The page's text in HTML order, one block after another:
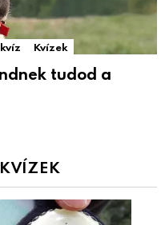
Kvízek
tudod a